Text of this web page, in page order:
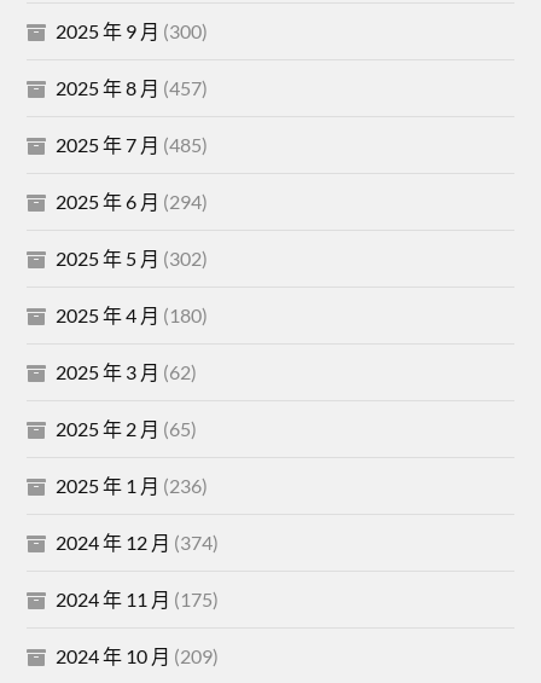
2025 年 9 月 (300)
2025 年 8 月 (457)
2025 年 7 月 (485)
2025 年 6 月 (294)
2025 年 5 月 (302)
2025 年 4 月 (180)
2025 年 3 月 (62)
2025 年 2 月 (65)
2025 年 1 月 (236)
2024 年 12 月 (374)
2024 年 11 月 (175)
2024 年 10 月 (209)